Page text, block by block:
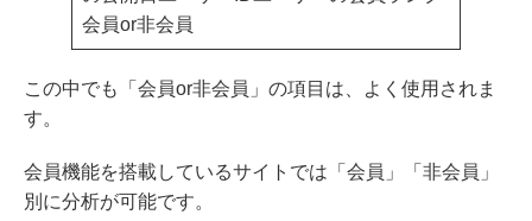
会員or非会員
この中でも「会員or非会員」の項目は、よく使用されま
す。
会員機能を搭載しているサイトでは「会員」「非会員」
別に分析が可能です。